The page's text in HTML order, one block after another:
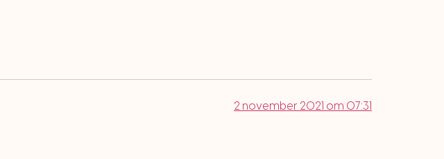
2 november 2021 om 07:31